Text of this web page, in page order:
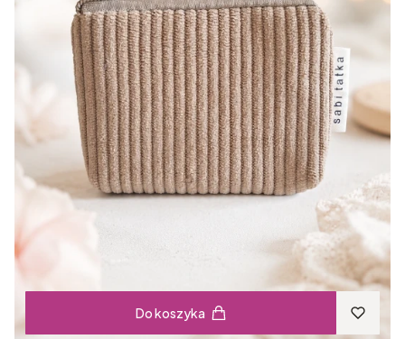
Do koszyka